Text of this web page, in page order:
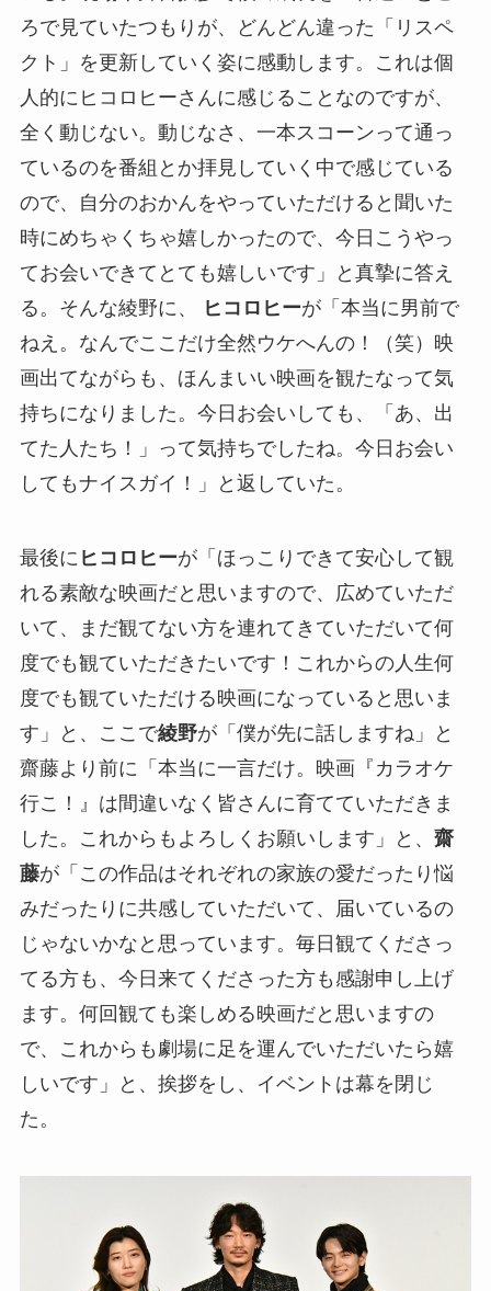
ろで見ていたつもりが、どんどん違った「リスペ
クト」を更新していく姿に感動します。これは個
人的にヒコロヒーさんに感じることなのですが、
全く動じない。動じなさ、一本スコーンって通っ
ているのを番組とか拝見していく中で感じている
ので、自分のおかんをやっていただけると聞いた
時にめちゃくちゃ嬉しかったので、今日こうやっ
てお会いできてとても嬉しいです」と真摯に答え
る。そんな綾野に、
ヒコロヒーが「本当に男前で
ねえ。なんでここだけ全然ウケへんの！（笑）映
画出てながらも、ほんまいい映画を観たなって気
持ちになりました。今日お会いしても、「あ、出
てた人たち！」って気持ちでしたね。今日お会い
してもナイスガイ！」と返していた。
最後に ヒコロヒーが「ほっこりできて安心して観
れる素敵な映画だと思いますので、広めていただ
いて、まだ観てない方を連れてきていただいて何
度でも観ていただきたいです！これからの人生何
度でも観ていただける映画になっていると思いま
す」と、ここで綾野が「僕が先に話しますね」と
齋藤より前に「本当に一言だけ。映画『カラオケ
行こ！』は間違いなく皆さんに育てていただきま
した。これからもよろしくお願いします」と、 齋
藤が「この作品はそれぞれの家族の愛だったり悩
みだったりに共感していただいて、届いているの
じゃないかなと思っています。毎日観てくださっ
てる方も、今日来てくださった方も感謝申し上げ
ます。何回観ても楽しめる映画だと思いますの
で、これからも劇場に足を運んでいただいたら嬉
しいです」と、挨拶をし、イベントは幕を閉じ
た。